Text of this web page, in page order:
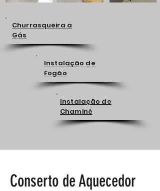
Churrasqueira a
Gás
Instalação de
Fogão
Instalação de
Chaminé
Conserto de Aquecedor